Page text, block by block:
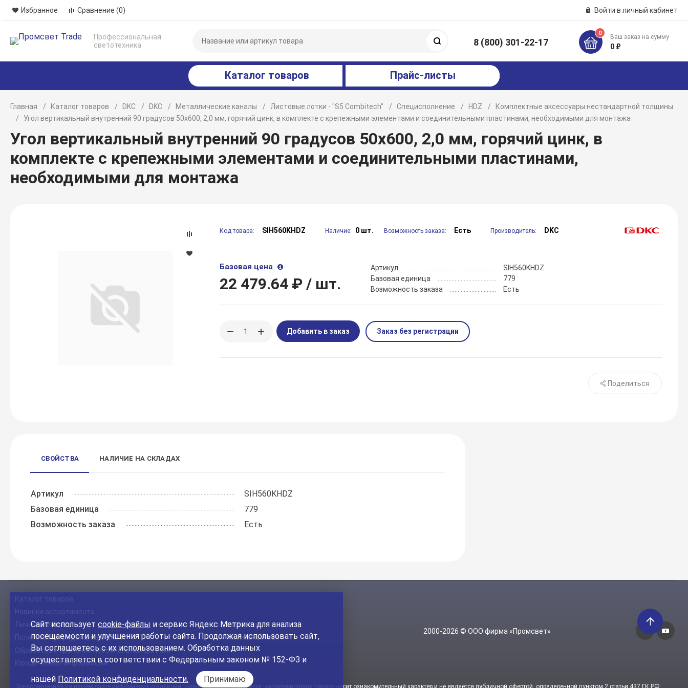
Избранное Сравнение (0) Войти в личный кабинет
Профессиональная
светотехника
8 (800) 301-22-17
0
Ваш заказ на сумму
0 ₽
Каталог товаров Прайс-листы
Главная Каталог товаров DKC DKC Металлические каналы Листовые лотки - "S5 Combitech" Специсполнение HDZ
Комплектные аксессуары нестандартной толщины
Угол вертикальный внутренний 90 градусов 50х600, 2,0 мм, горячий цинк, в комплекте с крепежными элементами и соединительными пластинами, необходимыми для монтажа
Угол вертикальный внутренний 90 градусов 50х600, 2,0 мм, горячий цинк, в
комплекте с крепежными элементами и соединительными пластинами,
необходимыми для монтажа
Код товара: SIH560KHDZ Наличие: 0 шт. Возможность заказа: Есть Производитель: DKC
Базовая цена
22 479.64 ₽ / шт.
Артикул
SIH560KHDZ
Базовая единица
779
Возможность заказа
Есть
Добавить в заказ Заказ без регистрации
Поделиться
СВОЙСТВА НАЛИЧИЕ НА СКЛАДАХ
Артикул
SIH560KHDZ
Базовая единица
779
Возможность заказа
Есть
Каталог товаров
Новинки ассортимента
Личный кабинет
Политика конфиденциальности
Обработка и хранение персональных данных
Юридическая информация
Контакты
На главный сайт
2000-2026 © ООО фирма «Промсвет»
Сайт использует cookie-файлы и сервис Яндекс Метрика для анализа
посещаемости и улучшения работы сайта. Продолжая использовать сайт,
Вы соглашаетесь с их использованием. Обработка данных
осуществляется в соответствии с Федеральным законом № 152-ФЗ и
нашей Политикой конфиденциальности. Принимаю